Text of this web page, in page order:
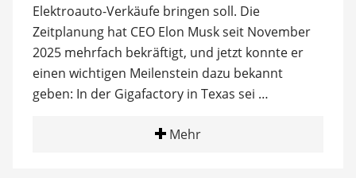
Elektroauto-Verkäufe bringen soll. Die
Zeitplanung hat CEO Elon Musk seit November
2025 mehrfach bekräftigt, und jetzt konnte er
einen wichtigen Meilenstein dazu bekannt
geben: In der Gigafactory in Texas sei …
Mehr